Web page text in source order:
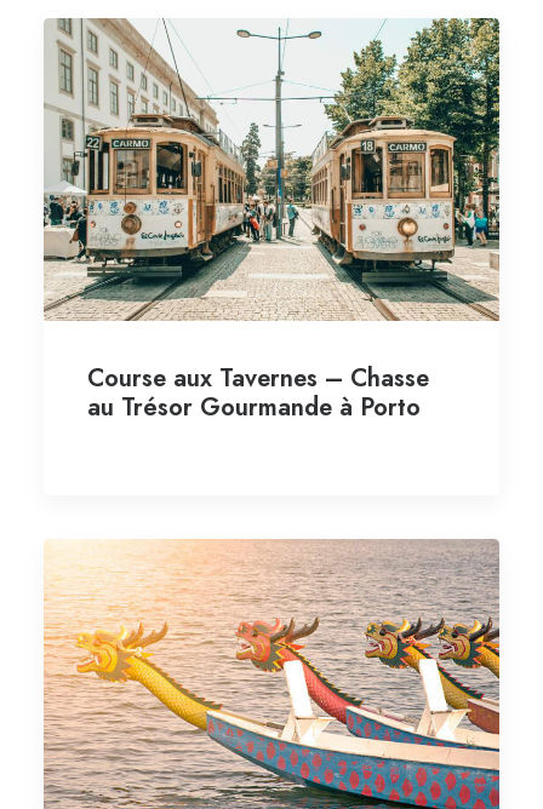
Course aux Tavernes – Chasse
au Trésor Gourmande à Porto